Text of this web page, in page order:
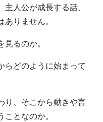
人公が成長する話、
りません。
るのか。
らどのように始まって
り、そこから動きや言
となのか。